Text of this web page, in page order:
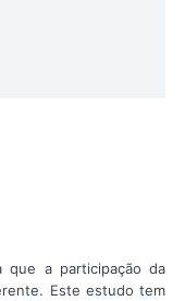
que a participação da
Este estudo tem